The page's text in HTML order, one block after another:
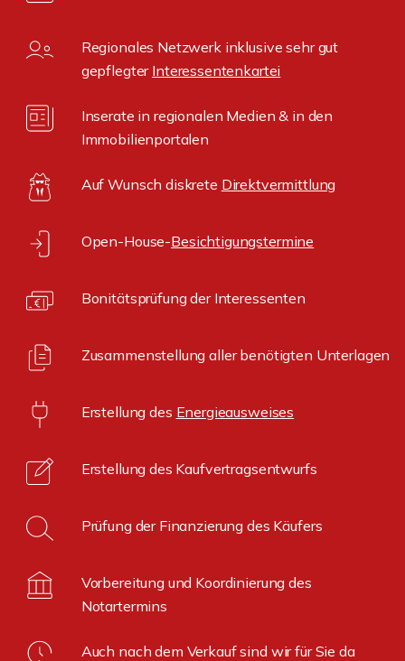
Regionales Netzwerk inklusive sehr gut
gepflegter Interessentenkartei
Inserate in regionalen Medien & in den
Immobilienportalen
Auf Wunsch diskrete Direktvermittlung
Open-House-Besichtigungstermine
Bonitätsprüfung der Interessenten
Zusammenstellung aller benötigten Unterlagen
Erstellung des Energieausweises
Erstellung des Kaufvertragsentwurfs
Prüfung der Finanzierung des Käufers
Vorbereitung und Koordinierung des
Notartermins
Auch nach dem Verkauf sind wir für Sie da